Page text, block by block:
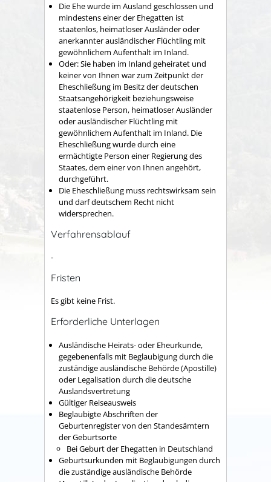
Die Ehe wurde im Ausland geschlossen und
mindestens einer der Ehegatten ist
staatenlos, heimatloser Ausländer oder
anerkannter ausländischer Flüchtling mit
gewöhnlichem Aufenthalt im Inland.
Oder: Sie haben im Inland geheiratet und
keiner von Ihnen war zum Zeitpunkt der
Eheschließung im Besitz der deutschen
Staatsangehörigkeit beziehungsweise
staatenlose Person, heimatloser Ausländer
oder ausländischer Flüchtling mit
gewöhnlichem Aufenthalt im Inland. Die
Eheschließung wurde durch eine
ermächtigte Person einer Regierung des
Staates, dem einer von Ihnen angehört,
durchgeführt.
Die Eheschließung muss rechtswirksam sein
und darf deutschem Recht nicht
widersprechen.
Verfahrensablauf
-
Fristen
Es gibt keine Frist.
Erforderliche Unterlagen
Ausländische Heirats- oder Eheurkunde,
gegebenenfalls mit Beglaubigung durch die
zuständige ausländische Behörde (Apostille)
oder Legalisation durch die deutsche
Auslandsvertretung
Gültiger Reiseausweis
Beglaubigte Abschriften der
Geburtenregister von den Standesämtern
der Geburtsorte
Bei Geburt der Ehegatten in Deutschland
Geburtsurkunden mit Beglaubigungen durch
die zuständige ausländische Behörde